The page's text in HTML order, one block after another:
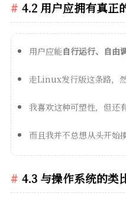
4.2 用户应拥有真正
用户应能自行运行、自由
走Linux发行版这条路，
我喜欢这种可塑性，但还
而且我并不总想从头开始
4.3 与操作系统的类